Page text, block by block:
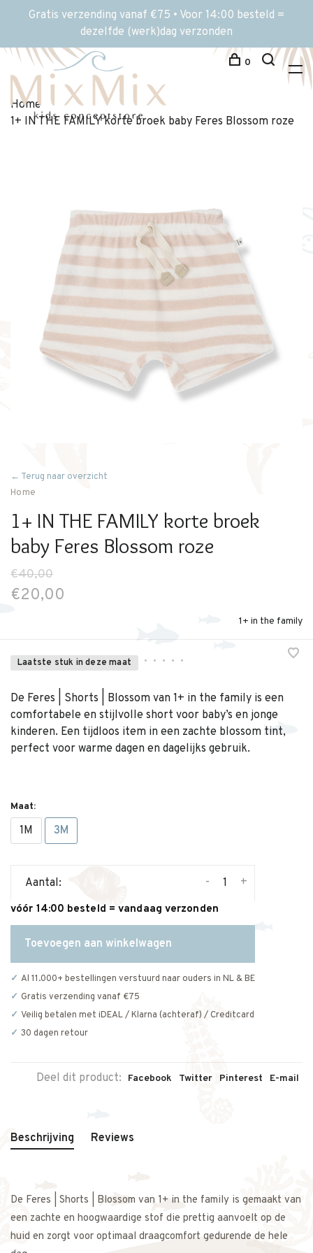
Gratis verzending vanaf €75 • Voor 14:00 besteld =
dezelfde (werk)dag verzonden
0
Home
1+ IN THE FAMILY korte broek baby Feres Blossom roze
← Terug naar overzicht
Home
1+ IN THE FAMILY korte broek
baby Feres Blossom roze
€40,00
€20,00
1+ in the family
Laatste stuk in deze maat • • • • •
De Feres | Shorts | Blossom van 1+ in the family is een
comfortabele en stijlvolle short voor baby’s en jonge
kinderen. Een tijdloos item in een zachte blossom tint,
perfect voor warme dagen en dagelijks gebruik.
Maat:
1M 3M
Aantal: +
-
vóór 14:00 besteld = vandaag verzonden
Toevoegen aan winkelwagen
Al 11.000+ bestellingen verstuurd naar ouders in NL & BE
Gratis verzending vanaf €75
Veilig betalen met iDEAL / Klarna (achteraf) / Creditcard
30 dagen retour
Deel dit product: Facebook Twitter Pinterest E-mail
Beschrijving Reviews
De Feres | Shorts | Blossom van 1+ in the family is gemaakt van
een zachte en hoogwaardige stof die prettig aanvoelt op de
huid en zorgt voor optimaal draagcomfort gedurende de hele